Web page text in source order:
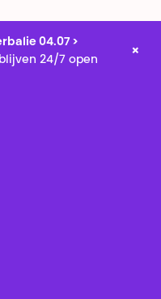
04.07 >
24/7 open
×